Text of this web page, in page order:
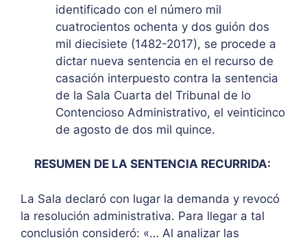
identificado con el número mil
cuatrocientos ochenta y dos guión dos
mil diecisiete (1482-2017), se procede a
dictar nueva sentencia en el recurso de
casación interpuesto contra la sentencia
de la Sala Cuarta del Tribunal de lo
Contencioso Administrativo, el veinticinco
de agosto de dos mil quince.
RESUMEN DE LA SENTENCIA RECURRIDA:
La Sala declaró con lugar la demanda y revocó
la resolución administrativa. Para llegar a tal
conclusión consideró: «… Al analizar las